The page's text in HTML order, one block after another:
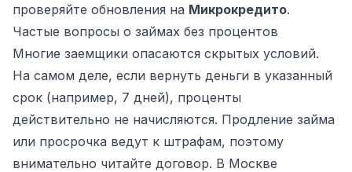
проверяйте обновления на Микрокредито.
Частые вопросы о займах без процентов
Многие заемщики опасаются скрытых условий.
На самом деле, если вернуть деньги в указанный
срок (например, 7 дней), проценты
действительно не начисляются. Продление займа
или просрочка ведут к штрафам, поэтому
внимательно читайте договор. В Москве